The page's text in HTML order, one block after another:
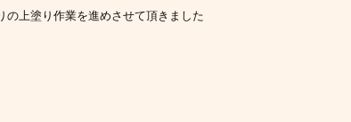
の上塗り作業を進めさせて頂きました